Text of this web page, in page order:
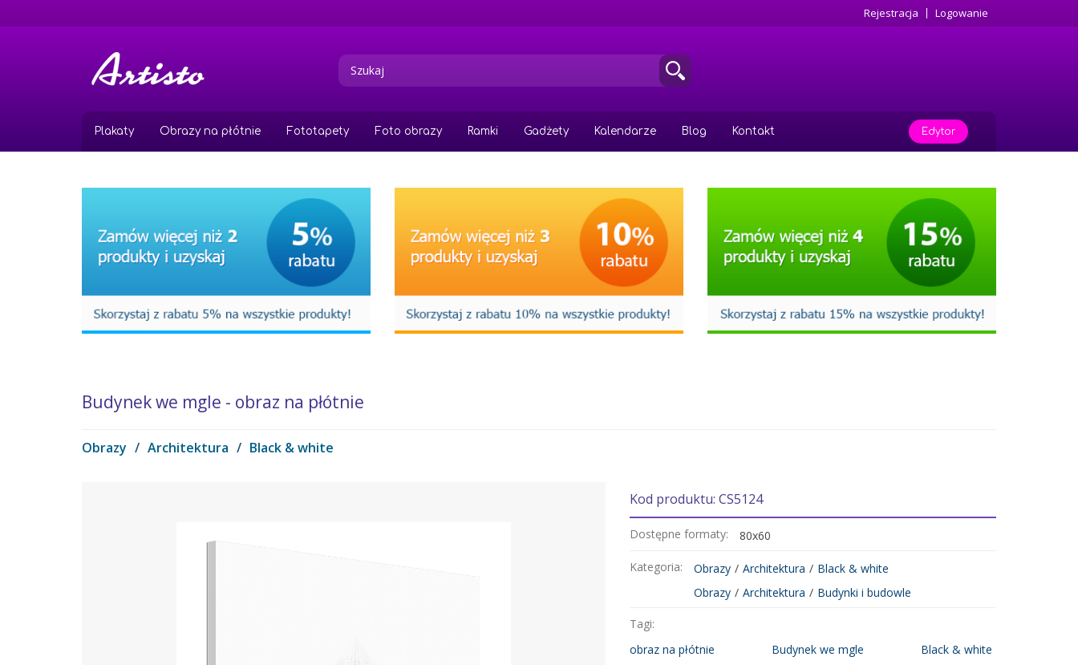
do
Rejestracja Logowanie
Plakaty Obrazy na płótnie Fototapety Foto obrazy Ramki Gadżety Kalendarze Blog Kontakt Edytor
Budynek we mgle - obraz na płótnie
Obrazy / Architektura / Black & white
Kod produktu: CS5124
Dostępne formaty: 80x60
Kategoria: Obrazy / Architektura / Black & white
Obrazy / Architektura / Budynki i budowle
Tagi:
obraz na płótnie
Budynek we mgle
Black & white